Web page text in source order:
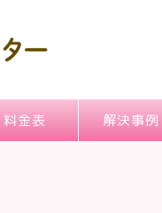
料金表 解決事例